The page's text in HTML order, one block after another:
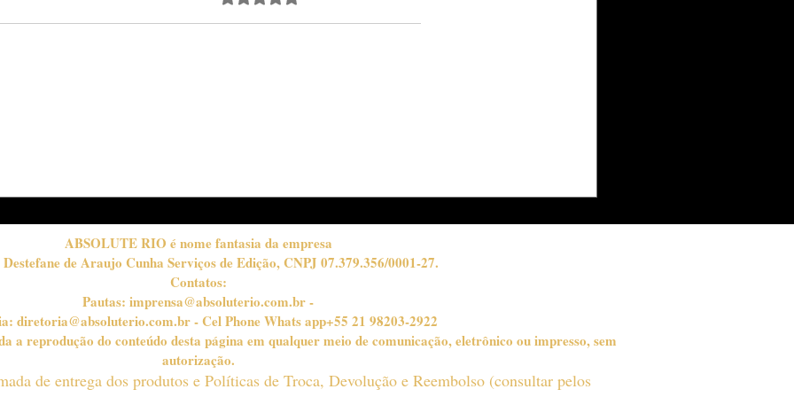
COLEÇÃO MOONLIT,
ABSOLUTE RIO é nome fantasia da empresa
de Araujo Cunha Serviços de Edição, CNPJ 07.379.356/0001-27.
Contatos:
Pautas: imprensa@absoluterio.com.br-
diretoria@absoluterio.com.br- Cel Phone Whats app+55 21 98203-2922
a reprodução do conteúdo desta página em qualquer meio de comunicação, eletrônico ou impresso, sem
autorização.
de entrega dos produtos e Políticas de Troca, Devolução e Reembolso (consultar pelos